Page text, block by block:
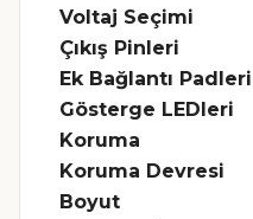
Voltaj Seçimi
Çıkış Pinleri
Ek Bağlantı Padleri
Gösterge LEDleri
Koruma
Koruma Devresi
Boyut